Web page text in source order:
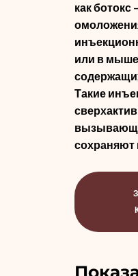
как ботокс
или в
Такие
сохраняют